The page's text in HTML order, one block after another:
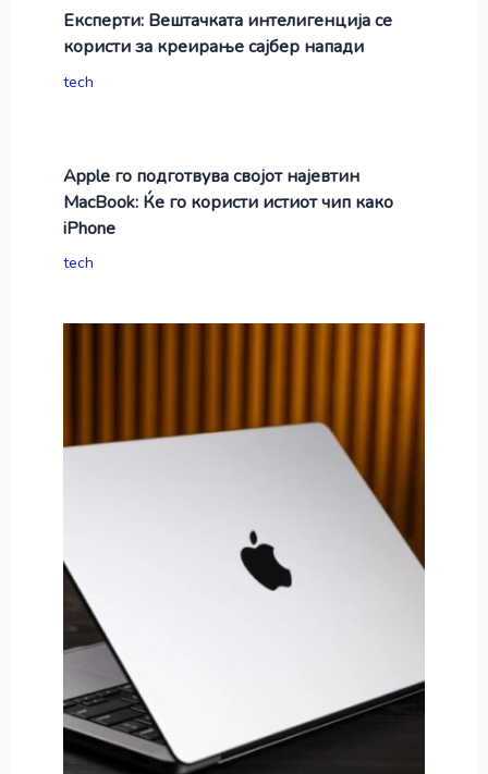
Експерти: Вештачката интелигенција се
користи за креирање сајбер напади
tech
Apple го подготвува својот најевтин
MacBook: Ќе го користи истиот чип како
iPhone
tech